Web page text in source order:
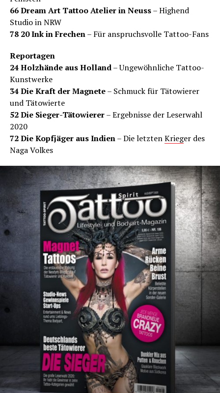
66 Dream Art Tattoo Atelier in Neuss– Highend
Studio in NRW
78 20 Ink in Frechen– Für anspruchsvolle Tattoo-Fans
Reportagen
24 Holzhände aus Holland– Ungewöhnliche Tattoo-
Kunstwerke
34 Die Kraft der Magnete– Schmuck für Tätowierer
und Tätowierte
52 Die Sieger-Tätowierer– Ergebnisse der Leserwahl
2020
72 Die Kopfjäger aus Indien– Die letztenKrieger des
Naga Volkes